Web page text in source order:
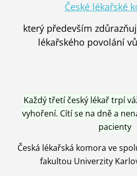
České lékařské
který především
lékařského povolání
Každý třetí český lékař trpí
vyhoření. Cítí se na dně a
pacienty
Česká lékařská komora ve
fakultou Univerzity